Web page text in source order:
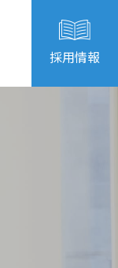
採用情報